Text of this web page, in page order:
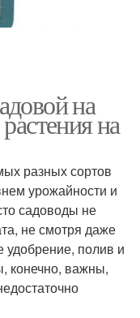
на
на
разных сортов
урожайности и
садоводы не
не смотря даже
удобрение, полив и
конечно, важны,